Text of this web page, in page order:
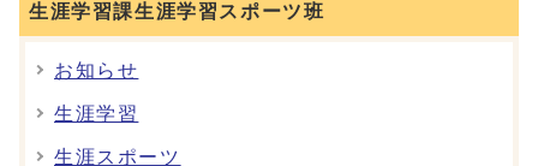
生涯学習課生涯学習スポーツ班
お知らせ
生涯学習
生涯スポーツ